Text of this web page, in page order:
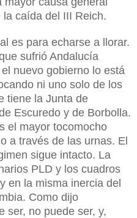
caída del III Reich.
es para echarse a llorar.
sufrió Andalucía
nuevo gobierno lo está
ni uno solo de los
tiene la Junta de
Escuredo y de Borbolla.
el mayor tocomocho
a través de las urnas. El
sigue intacto. La
PLD y los cuadros
en la misma inercia del
Como dijo
ser, no puede ser, y,